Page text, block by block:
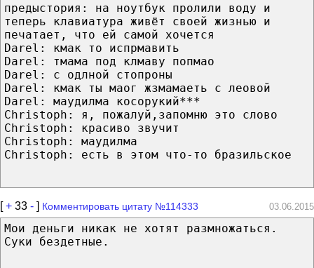
предыстория: на ноутбук пролили воду и
теперь клавиатура живёт своей жизнью и
печатает, что ей самой хочется
Darel: кмак то испрмавить
Darel: тмама под клмаву попмао
Darel: с одлной стопроны
Darel: кмак ты маог жзмамаеть с леовой
Darel: маудилма косорукий***
Christoph: я, пожалуй,запомню это слово
Christoph: красиво звучит
Christoph: маудилма
Christoph: есть в этом что-то бразильское
[+ 33 - ] Комментировать цитату №114333 03.06.2015
Мои деньги никак не хотят размножаться.
Суки бездетные.